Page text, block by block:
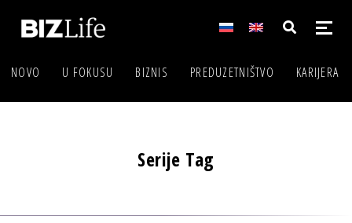
NOVO U FOKUSU BIZNIS PREDUZETNIŠTVO KARIJERA
Serije Tag